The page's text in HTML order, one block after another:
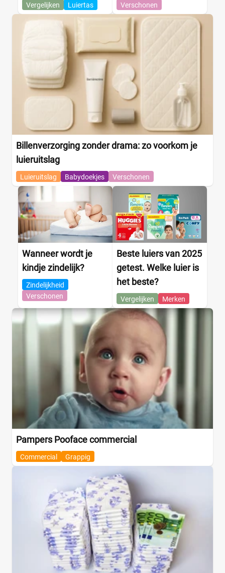
Vergelijken Luiertas Verschonen
Billenverzorging zonder drama: zo voorkom je
luieruitslag
Luieruitslag Babydoekjes Verschonen
Wanneer wordt je
kindje zindelijk?
Zindelijkheid
Verschonen
Beste luiers van 2025
getest. Welke luier is
het beste?
Vergelijken Merken
Pampers Pooface commercial
Commercial Grappig